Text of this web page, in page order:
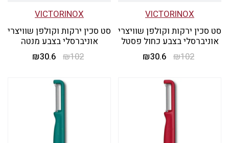
VICTORINOX
סט סכין ירקות וקולפן שוויצרי
אוניברסלי בצבע כחול פסטל
₪102
המחיר
היה:
₪30.6
VICTORINOX
סט סכין ירקות וקולפן שוויצרי
אוניברסלי בצבע מנטה
₪102
המחיר
היה:
₪30.6